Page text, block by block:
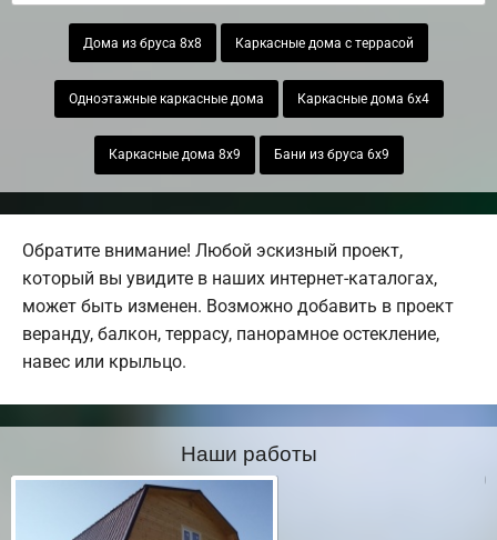
Дома из бруса 8х8 Каркасные дома с террасой
Одноэтажные каркасные дома Каркасные дома 6х4
Каркасные дома 8х9 Бани из бруса 6х9
Обратите внимание! Любой эскизный проект,
который вы увидите в наших интернет-каталогах,
может быть изменен. Возможно добавить в проект
веранду, балкон, террасу, панорамное остекление,
навес или крыльцо.
Наши работы